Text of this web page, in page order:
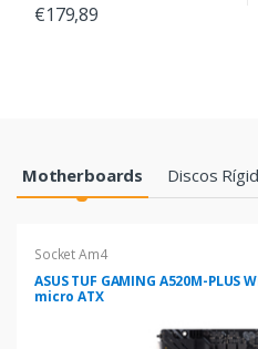
€179,89
Products Grid
Motherboards Discos
Socket Am4
ASUS TUF GAMING A520M-PLUS
micro ATX